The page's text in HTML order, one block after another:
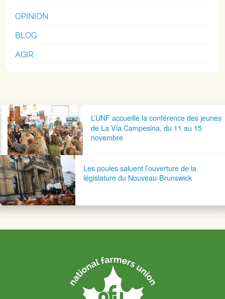
OPINION
BLOG
AGIR
Navigation postaleL’UNF accueille la conférence des jeunes
de La Via Campesina, du 11 au 15
novembre
Les poules saluent l’ouverture de la
législature du Nouveau-Brunswick